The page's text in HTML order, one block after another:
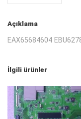
Açıklama
EAX65684604
İlgili ürünler